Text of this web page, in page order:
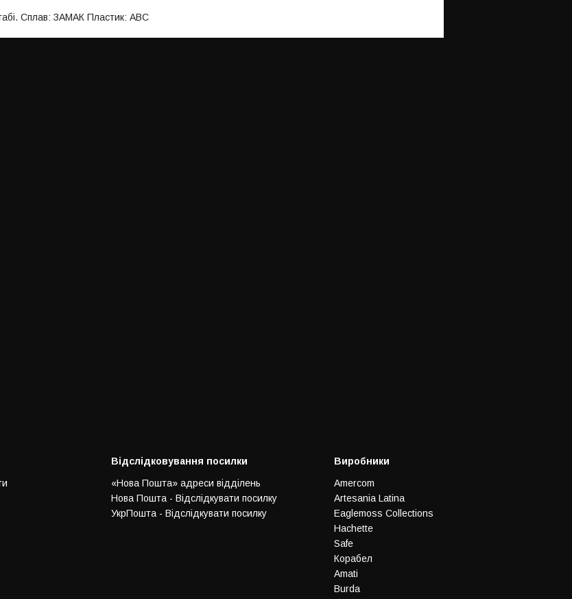
Сплав: ЗАМАК Пластик: АВС
Відслідковування посилки
«Нова Пошта» адреси відділень
Нова Пошта - Відслідкувати посилку
УкрПошта - Відслідкувати посилку
Виробники
Amercom
Artesania Latina
Eaglemoss Collections
Hachette
Safe
Корабел
Amati
Burda